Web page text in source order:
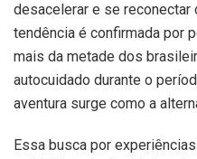
desacelerar e se reconectar
tendência é confirmada por
mais da metade dos
autocuidado durante o
aventura surge como a
Essa busca por